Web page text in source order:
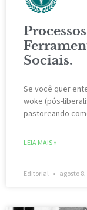
Sociais.
Se você quer
woke (pós-
pastoreando
LEIA MAIS »
Editorial agosto